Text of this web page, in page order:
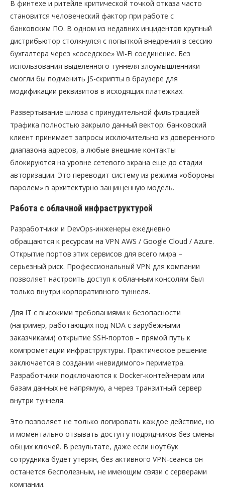
В финтехе и ритейле критической точкой отказа часто
становится человеческий фактор при работе с
банковским ПО. В одном из недавних инцидентов крупный
дистрибьютор столкнулся с попыткой внедрения в сессию
бухгалтера через «соседское» Wi-Fi соединение. Без
использования выделенного туннеля злоумышленники
смогли бы подменить JS-скрипты в браузере для
модификации реквизитов в исходящих платежках.
Развертывание шлюза с принудительной фильтрацией
трафика полностью закрыло данный вектор: банковский
клиент принимает запросы исключительно из доверенного
диапазона адресов, а любые внешние контакты
блокируются на уровне сетевого экрана еще до стадии
авторизации. Это переводит систему из режима «обороны
паролем» в архитектурно защищенную модель.
Работа с облачной инфраструктурой
Разработчики и DevOps-инженеры ежедневно
обращаются к ресурсам на VPN AWS / Google Cloud / Azure.
Открытие портов этих сервисов для всего мира –
серьезный риск. Профессиональный VPN для компании
позволяет настроить доступ к облачным консолям был
только внутри корпоративного туннеля.
Для IT с высокими требованиями к безопасности
(например, работающих под NDA с зарубежными
заказчиками) открытие SSH-портов – прямой путь к
компрометации инфраструктуры. Практическое решение
заключается в создании «невидимого» периметра.
Разработчики подключаются к Docker-контейнерам или
базам данных не напрямую, а через транзитный сервер
внутри туннеля.
Это позволяет не только логировать каждое действие, но
и моментально отзывать доступ у подрядчиков без смены
общих ключей. В результате, даже если ноутбук
сотрудника будет утерян, без активного VPN-сеанса он
останется бесполезным, не имеющим связи с серверами
компании.